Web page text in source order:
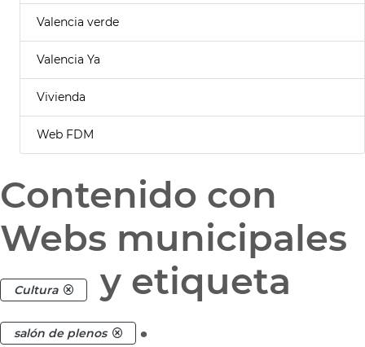
Valencia verde
Valencia Ya
Vivienda
Web FDM
Contenido con
Webs municipales
Cultura y etiqueta
salón de plenos .